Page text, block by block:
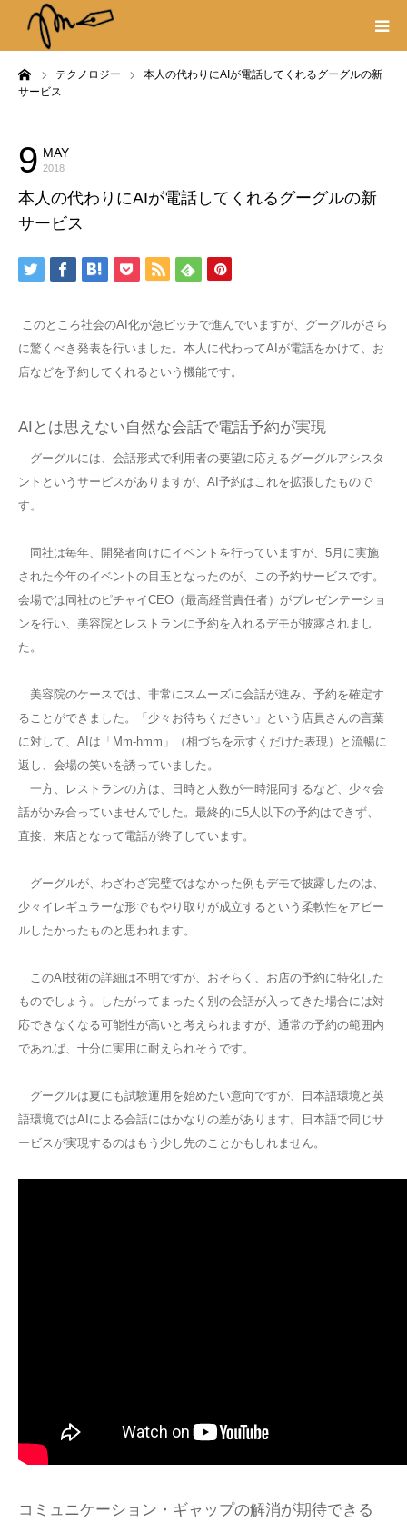
テクノロジー
本人の代わりにAIが電話してくれるグーグルの新
サービス
9 MAY
2018
本人の代わりにAIが電話してくれるグーグルの新
サービス
このところ社会のAI化が急ピッチで進んでいますが、グーグルがさら
に驚くべき発表を行いました。本人に代わってAIが電話をかけて、お
店などを予約してくれるという機能です。
AIとは思えない自然な会話で電話予約が実現
グーグルには、会話形式で利用者の要望に応えるグーグルアシスタ
ントというサービスがありますが、AI予約はこれを拡張したもので
す。
同社は毎年、開発者向けにイベントを行っていますが、5月に実施
された今年のイベントの目玉となったのが、この予約サービスです。
会場では同社のピチャイCEO（最高経営責任者）がプレゼンテーショ
ンを行い、美容院とレストランに予約を入れるデモが披露されまし
た。
美容院のケースでは、非常にスムーズに会話が進み、予約を確定す
ることができました。「少々お待ちください」という店員さんの言葉
に対して、AIは「Mm-hmm」（相づちを示すくだけた表現）と流暢に
返し、会場の笑いを誘っていました。
一方、レストランの方は、日時と人数が一時混同するなど、少々会
話がかみ合っていませんでした。最終的に5人以下の予約はできず、
直接、来店となって電話が終了しています。
グーグルが、わざわざ完璧ではなかった例もデモで披露したのは、
少々イレギュラーな形でもやり取りが成立するという柔軟性をアピー
ルしたかったものと思われます。
このAI技術の詳細は不明ですが、おそらく、お店の予約に特化した
ものでしょう。したがってまったく別の会話が入ってきた場合には対
応できなくなる可能性が高いと考えられますが、通常の予約の範囲内
であれば、十分に実用に耐えられそうです。
グーグルは夏にも試験運用を始めたい意向ですが、日本語環境と英
語環境ではAIによる会話にはかなりの差があります。日本語で同じサ
ービスが実現するのはもう少し先のことかもしれません。
コミュニケーション・ギャップの解消が期待できる
プロフィール
取材や出演の依頼